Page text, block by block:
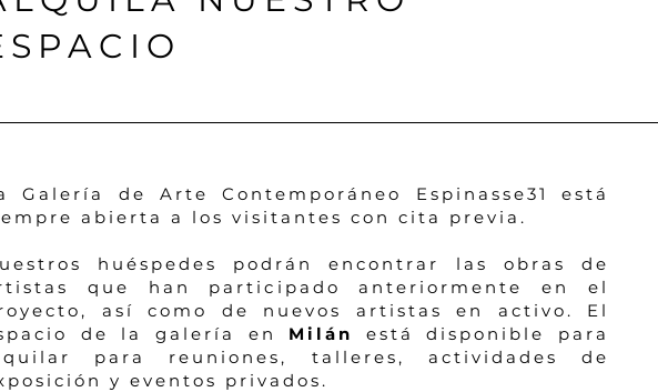
Galería de Arte Contemporáneo Espinasse31 está
abierta a los visitantes con cita previa.
huéspedes podrán encontrar las obras de
que han participado anteriormente en el
así como de nuevos artistas en activo. El
de la galería en Milán está disponible para
para reuniones, talleres, actividades de
y eventos privados.